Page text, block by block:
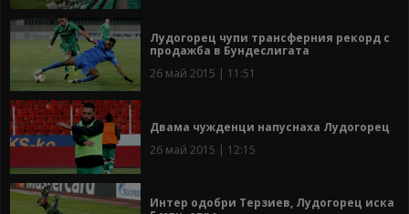
Лудогорец чупи трансферния рекорд с
продажба в Бундеслигата
26 май 2015 | 11:51
Двама чужденци напуснаха Лудогорец
26 май 2015 | 12:15
Интер одобри Терзиев, Лудогорец иска